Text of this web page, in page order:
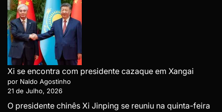
Xi se encontra com presidente cazaque em Xangai
por Naldo Agostinho
21 de Julho, 2026
O presidente chinês Xi Jinping se reuniu na quinta-feira